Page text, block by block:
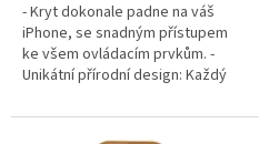
5
hvězdiček.
- Kryt dokonale padne na váš
iPhone, se snadným přístupem
ke všem ovládacím prvkům. -
Unikátní přírodní design: Každý
certifikovaného dřeva s...